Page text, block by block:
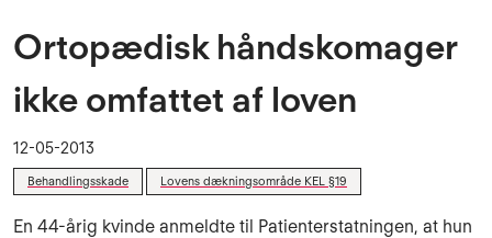
Ortopædisk håndskomager
ikke omfattet af loven
12-05-2013
Behandlingsskade Lovens dækningsområde KEL §19
En 44-årig kvinde anmeldte til Patienterstatningen, at hun